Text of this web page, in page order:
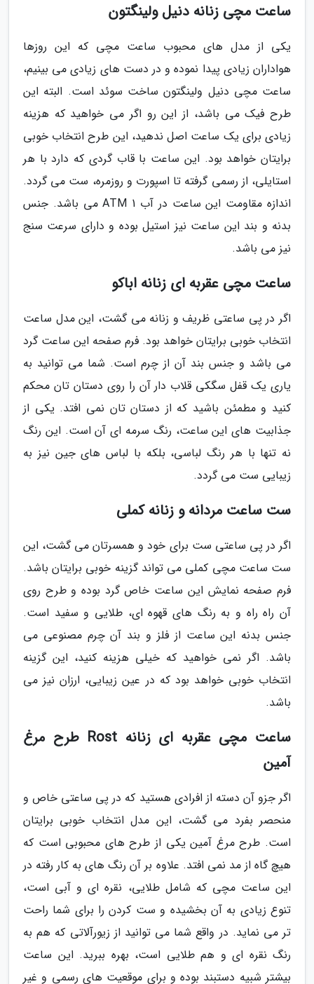
ساعت مچی زنانه دنیل ولینگتون
یکی از مدل های محبوب ساعت مچی که این روزها
هواداران زیادی پیدا نموده و در دست های زیادی می بینیم،
ساعت مچی دنیل ولینگتون ساخت سوئد است. البته این
طرح فیک می باشد، از این رو اگر می خواهید که هزینه
زیادی برای یک ساعت اصل ندهید، این طرح انتخاب خوبی
برایتان خواهد بود. این ساعت با قاب گردی که دارد با هر
استایلی، از رسمی گرفته تا اسپورت و روزمره، ست می گردد.
اندازه مقاومت این ساعت در آب 1 ATM می باشد. جنس
بدنه و بند این ساعت نیز استیل بوده و دارای سرعت سنج
نیز می باشد.
ساعت مچی عقربه ای زنانه اباکو
اگر در پی ساعتی ظریف و زنانه می گشت، این مدل ساعت
انتخاب خوبی برایتان خواهد بود. فرم صفحه این ساعت گرد
می باشد و جنس بند آن از چرم است. شما می توانید به
یاری یک قفل سگکی قلاب دار آن را روی دستان تان محکم
کنید و مطمئن باشید که از دستان تان نمی افتد. یکی از
جذابیت های این ساعت، رنگ سرمه ای آن است. این رنگ
نه تنها با هر رنگ لباسی، بلکه با لباس های جین نیز به
زیبایی ست می گردد.
ست ساعت مردانه و زنانه کملی
اگر در پی ساعتی ست برای خود و همسرتان می گشت، این
ست ساعت مچی کملی می تواند گزینه خوبی برایتان باشد.
فرم صفحه نمایش این ساعت خاص گرد بوده و طرح روی
آن راه راه و به رنگ های قهوه ای، طلایی و سفید است.
جنس بدنه این ساعت از فلز و بند آن چرم مصنوعی می
باشد. اگر نمی خواهید که خیلی هزینه کنید، این گزینه
انتخاب خوبی خواهد بود که در عین زیبایی، ارزان نیز می
باشد.
ساعت مچی عقربه ای زنانه Rost طرح مرغ
آمین
اگر جزو آن دسته از افرادی هستید که در پی ساعتی خاص و
منحصر بفرد می گشت، این مدل انتخاب خوبی برایتان
است. طرح مرغ آمین یکی از طرح های محبوبی است که
هیچ گاه از مد نمی افتد. علاوه بر آن رنگ های به کار رفته در
این ساعت مچی که شامل طلایی، نقره ای و آبی است،
تنوع زیادی به آن بخشیده و ست کردن را برای شما راحت
تر می نماید. در واقع شما می توانید از زیورآلاتی که هم به
رنگ نقره ای و هم طلایی است، بهره ببرید. این ساعت
بیشتر شبیه دستبند بوده و برای موقعیت های رسمی و غیر